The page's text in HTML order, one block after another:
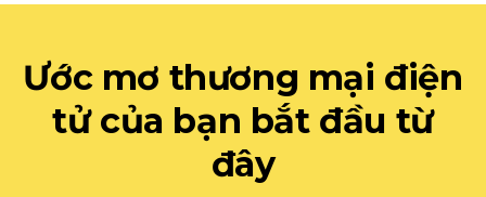
Ước mơ thương mại điện
tử của bạn bắt đầu từ
đây